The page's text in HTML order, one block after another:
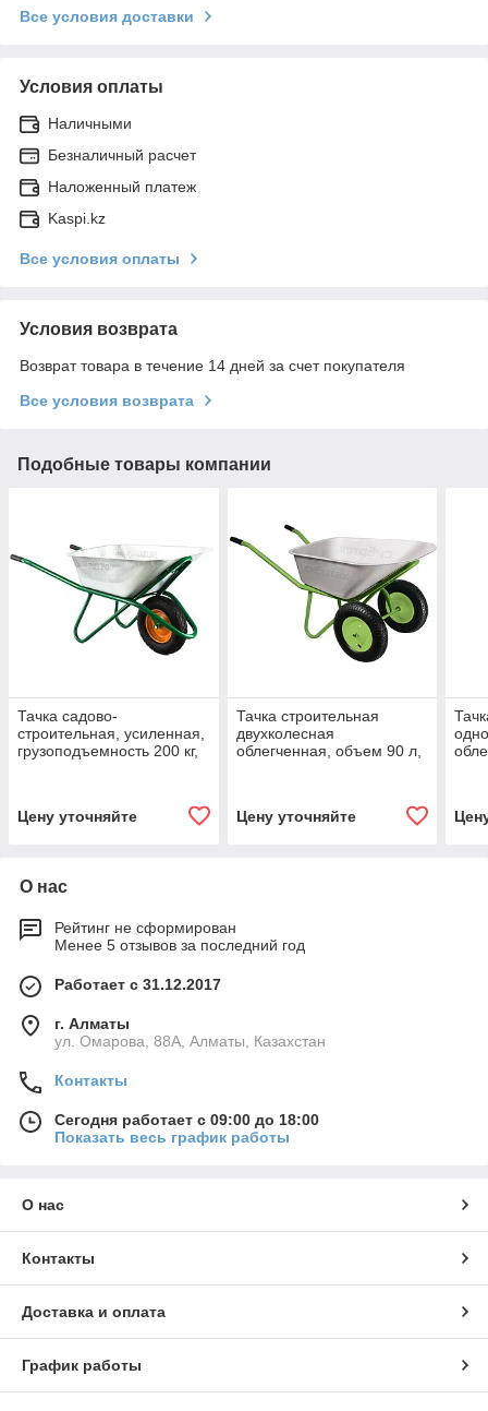
Все условия доставки
Условия оплаты
Наличными
Безналичный расчет
Наложенный платеж
Kaspi.kz
Все условия оплаты
Условия возврата
Возврат товара в течение 14 дней за счет покупателя
Все условия возврата
Подобные товары компании
Тачка садово-
строительная, усиленная,
грузоподъемность 200 кг,
Цену уточняйте
Тачка строительная
двухколесная
облегченная, объем 90 л,
Цену уточняйте
О нас
Рейтинг не сформирован
Менее 5 отзывов за последний год
Работает с 31.12.2017
г. Алматы
ул. Омарова, 88А, Алматы, Казахстан
Контакты
Сегодня работает с 09:00 до 18:00
Показать весь график работы
О нас
Контакты
Доставка и оплата
График работы